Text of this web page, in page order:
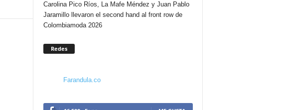
Carolina Pico Ríos, La Mafe Méndez y Juan Pablo
Jaramillo llevaron el second hand al front row de
Colombiamoda 2026
Redes
Farandula.co